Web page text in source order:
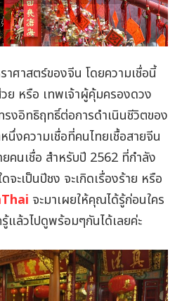
าศาสตร์ของจีน โดยความเชื่อนี้
ย หรือ เทพเจ้าผู้คุ้มครองดวง
งอิทธิฤทธิ์ต่อการดำเนินชีวิตของ
งความเชื่อที่คนไทยเชื้อสายจีน
คนเชื่อ สำหรับปี 2562 ที่กำลัง
จะเป็นปีชง จะเกิดเรื่องร้าย หรือ
จะมาเผยให้คุณได้รู้ก่อนใคร
แล้วไปดูพร้อมๆกันได้เลยค่ะ